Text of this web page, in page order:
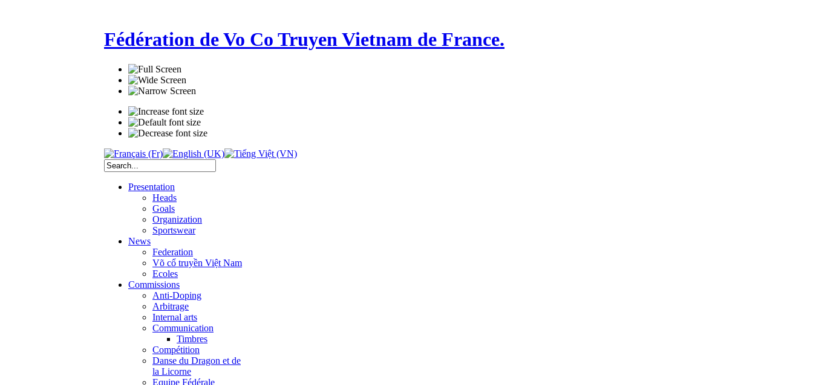
Fédération de Vo Co Truyen Vietnam de France.
Presentation
Heads
Goals
Organization
Sportswear
News
Federation
Võ cổ truyền Việt Nam
Ecoles
Commissions
Anti-Doping
Arbitrage
Internal arts
Communication
Timbres
Compétition
Danse du Dragon et de
la Licorne
Equipe Fédérale